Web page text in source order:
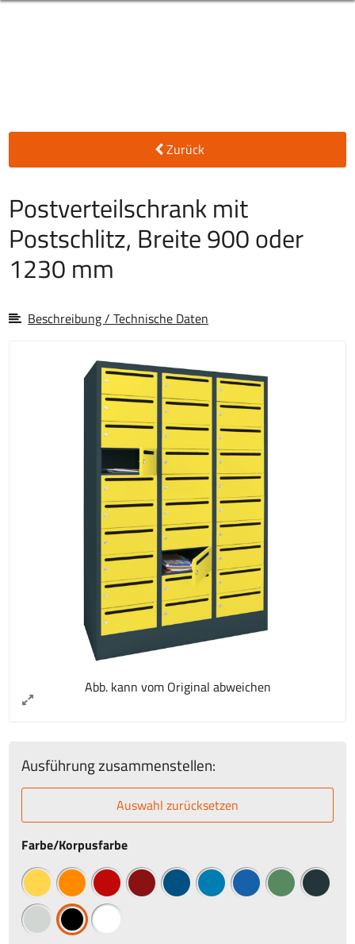
Zurück
Postverteilschrank mit
Postschlitz, Breite 900 oder
1230 mm
Beschreibung / Technische Daten
Abb. kann vom Original abweichen
Ausführung zusammenstellen:
Auswahl zurücksetzen
Farbe/Korpusfarbe